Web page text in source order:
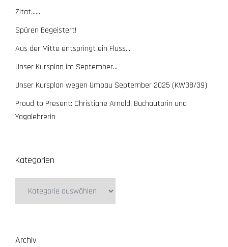
Zitat……
Spüren Begeistert!
Aus der Mitte entspringt ein Fluss….
Unser Kursplan im September…
Unser Kursplan wegen Umbau September 2025 (KW38/39)
Proud to Present: Christiane Arnold, Buchautorin und
Yogalehrerin
Kategorien
Archiv